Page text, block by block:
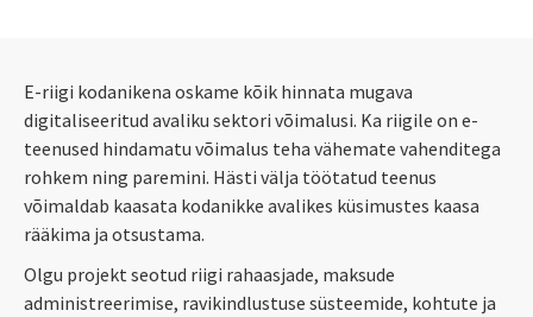
E-riigi kodanikena oskame kõik hinnata mugava
digitaliseeritud avaliku sektori võimalusi. Ka riigile on e-
teenused hindamatu võimalus teha vähemate vahenditega
rohkem ning paremini. Hästi välja töötatud teenus
võimaldab kaasata kodanikke avalikes küsimustes kaasa
rääkima ja otsustama.
Olgu projekt seotud riigi rahaasjade, maksude
administreerimise, ravikindlustuse süsteemide, kohtute ja